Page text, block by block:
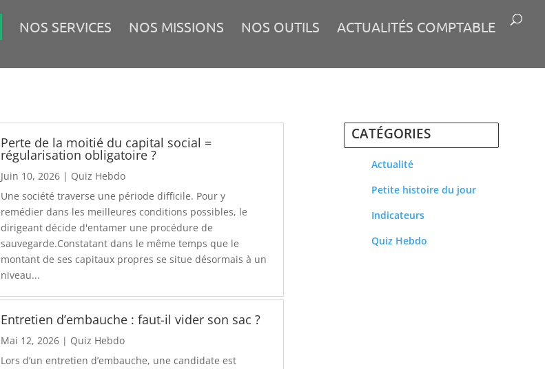
NOS SERVICES NOS MISSIONS NOS OUTILS ACTUALITÉS COMPTABLE
Perte de la moitié du capital social =
régularisation obligatoire ?
Juin 10, 2026 | Quiz Hebdo
Une société traverse une période difficile. Pour y
remédier dans les meilleures conditions possibles, le
dirigeant décide d'entamer une procédure de
sauvegarde.Constatant dans le même temps que le
montant de ses capitaux propres se situe désormais à un
niveau...
Entretien d’embauche : faut-il vider son sac ?
Mai 12, 2026 | Quiz Hebdo
Lors d’un entretien d’embauche, une candidate est
CATÉGORIES
Actualité
Petite histoire du jour
Indicateurs
Quiz Hebdo